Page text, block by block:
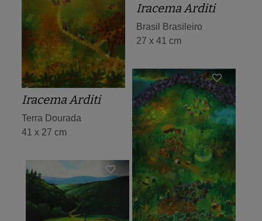
Iracema Arditi
Terra Dourada
41 x 27 cm
Iracema Arditi
Brasil Brasileiro
27 x 41 cm